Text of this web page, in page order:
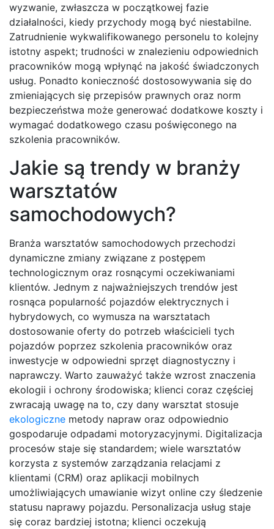
wyzwanie, zwłaszcza w początkowej fazie
działalności, kiedy przychody mogą być niestabilne.
Zatrudnienie wykwalifikowanego personelu to kolejny
istotny aspekt; trudności w znalezieniu odpowiednich
pracowników mogą wpłynąć na jakość świadczonych
usług. Ponadto konieczność dostosowywania się do
zmieniających się przepisów prawnych oraz norm
bezpieczeństwa może generować dodatkowe koszty i
wymagać dodatkowego czasu poświęconego na
szkolenia pracowników.
Jakie są trendy w branży
warsztatów
samochodowych?
Branża warsztatów samochodowych przechodzi
dynamiczne zmiany związane z postępem
technologicznym oraz rosnącymi oczekiwaniami
klientów. Jednym z najważniejszych trendów jest
rosnąca popularność pojazdów elektrycznych i
hybrydowych, co wymusza na warsztatach
dostosowanie oferty do potrzeb właścicieli tych
pojazdów poprzez szkolenia pracowników oraz
inwestycje w odpowiedni sprzęt diagnostyczny i
naprawczy. Warto zauważyć także wzrost znaczenia
ekologii i ochrony środowiska; klienci coraz częściej
zwracają uwagę na to, czy dany warsztat stosuje
ekologiczne metody napraw oraz odpowiednio
gospodaruje odpadami motoryzacyjnymi. Digitalizacja
procesów staje się standardem; wiele warsztatów
korzysta z systemów zarządzania relacjami z
klientami (CRM) oraz aplikacji mobilnych
umożliwiających umawianie wizyt online czy śledzenie
statusu naprawy pojazdu. Personalizacja usług staje
się coraz bardziej istotna; klienci oczekują